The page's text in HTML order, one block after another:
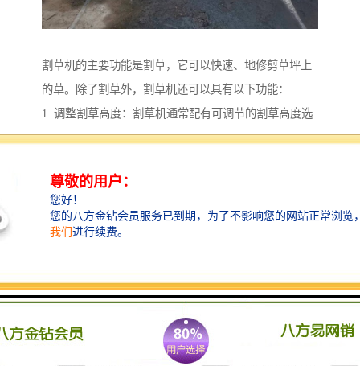
割草机的主要功能是割草，它可以快速、地修剪草坪上
的草。除了割草外，割草机还可以具有以下功能：
1. 调整割草高度：割草机通常配有可调节的割草高度选
项，可以根据需要将割草刀的高度调整到合适的位置。
下的草渣集中起来，便于清理和处理。
3. 切割边缘：一些割草机具有边缘切割功能，可以沿着
草坪边缘修剪出整齐的线条，使草坪看起来更加整洁。
除藤等，可以帮助清理草坪上的杂草和不需要的植物。
5. 自动化控制：一些割草机具备自动化控制功能，可以
通过预设的程序自动完成割草任务，无需人工操作。
总的来说，割草机的功能主要是为了方便、地修剪草